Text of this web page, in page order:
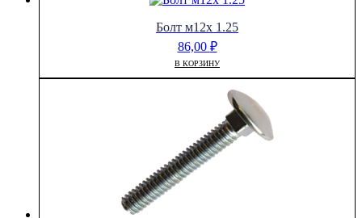
Болт м12х 1.25
86,00 ₽
В КОРЗИНУ